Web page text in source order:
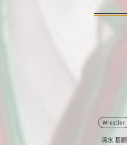
Wrestler
清水 基嗣